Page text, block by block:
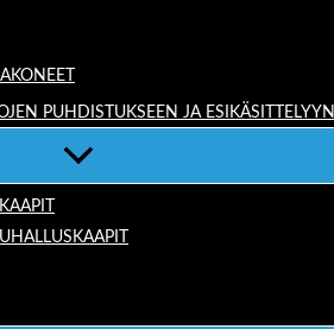
PUHDISTUKSEEN JA ESIKÄSITTELYYN